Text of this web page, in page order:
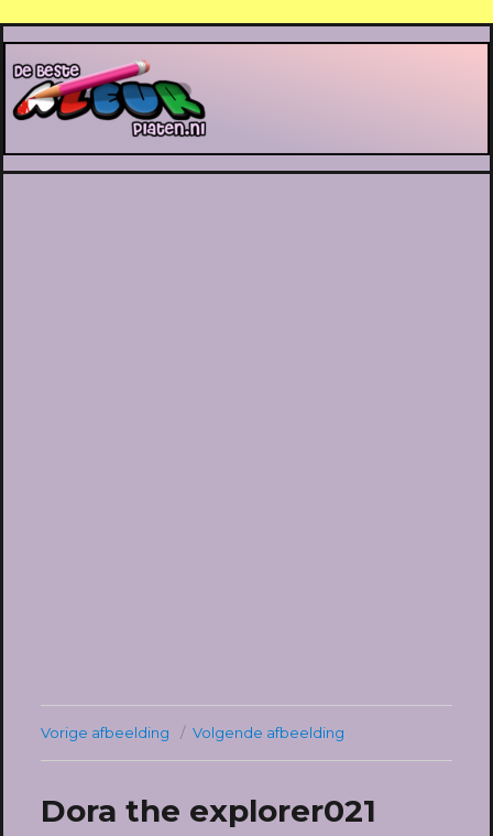
De Beste Kleurplaten
Vorige afbeelding Volgende afbeelding
Dora the explorer021